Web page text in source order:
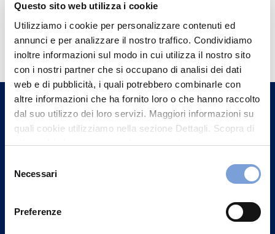
Questo sito web utilizza i cookie
Utilizziamo i cookie per personalizzare contenuti ed
annunci e per analizzare il nostro traffico. Condividiamo
inoltre informazioni sul modo in cui utilizza il nostro sito
con i nostri partner che si occupano di analisi dei dati
web e di pubblicità, i quali potrebbero combinarle con
altre informazioni che ha fornito loro o che hanno raccolto
dal suo utilizzo dei loro servizi. Maggiori informazioni su
quali cookie utilizziamo nella sezione Dettagli. Scopra di
più su chi siamo, come può contattarci e come trattiamo i
può trovare nel footer del sito nella sezione "Informativa
delNecessari
Preferenze
Hai bisogno di
informazioni?
Trova l'Agenzia più vicina a te e parla con
un nostro Agente.
Contattaci